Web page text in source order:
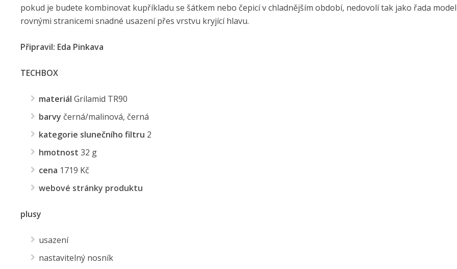
pokud je budete kombinovat kupříkladu se šátkem nebo čepicí v chladnějším období, nedovolí tak jako řada
rovnými stranicemi snadné usazení přes vrstvu kryjící hlavu.
Připravil: Eda Pinkava
TECHBOX
materiál Grilamid TR90
barvy černá/malinová, černá
kategorie slunečního filtru 2
hmotnost 32 g
cena 1719 Kč
webové stránky produktu
plusy
usazení
nastavitelný nosník